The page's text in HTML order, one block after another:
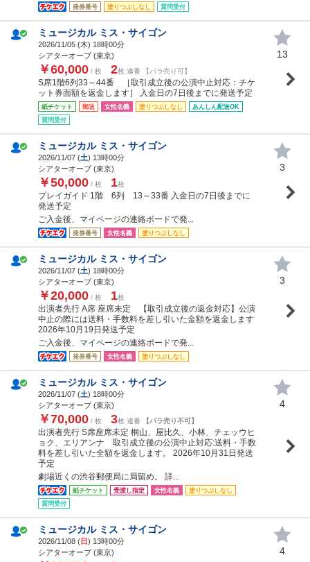
発券番号 塗りつぶしなし 質問受付
ミュージカル ミス・サイゴン
2026/11/05 (木) 18時00分
シアターオーブ (東京)
￥60,000 / 枚 2枚 連番 【バラ売り可】
S席1階6列33～44番 ［取引成立後の公演中止対応：チケ
ット券面額を返金します］ 入金日の7日後までに発送予定
紙チケット 郵送 女性名義 塗りつぶしなし
あんしん配送OK
質問受付
13
ミュージカル ミス・サイゴン
2026/11/07 (土) 13時00分
シアターオーブ (東京)
￥50,000 / 枚 1枚
プレイガイド 1階 6列 13～33番 入金日の7日後までに
発送予定
ご入金後、マイページの連絡ボードで発...
発券番号 女性名義 塗りつぶしなし
3
ミュージカル ミス・サイゴン
2026/11/07 (土) 18時00分
シアターオーブ (東京)
￥20,000 / 枚 1枚
出演者先行 A席 座席未定 【取引成立後の返金対応】公演
中止の際には送料・手数料を差し引いた金額を返金します
2026年10月19日発送予定
ご入金後、マイページの連絡ボードで発...
発券番号 女性名義 塗りつぶしなし
3
ミュージカル ミス・サイゴン
2026/11/07 (土) 18時00分
シアターオーブ (東京)
￥70,000 / 枚 3枚 連番 【バラ売り不可】
出演者先行 S席座席未定 桐山、屋比久、小林、チェッウヒ
ョク、エリアンナ 取引成立後の公演中止対応:送料・手数
料を差し引いた全額を返金します。 2026年10月31日発送
予定
劇場近くの渋谷郵便局に局留め。 詳...
紙チケット 受渡し指定 女性名義
塗りつぶしなし
質問受付
4
ミュージカル ミス・サイゴン
2026/11/08 (日) 13時00分
シアターオーブ (東京)
4